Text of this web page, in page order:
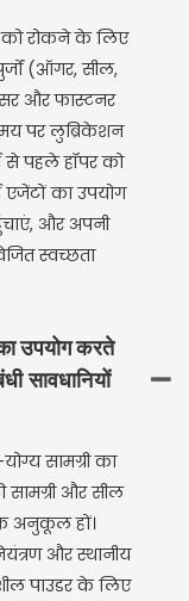
रोकने के लिए
(ऑगर, सील,
और फास्टनर
पर लुब्रिकेशन
से पहले हॉपर को
एजेंटों का उपयोग
और अपनी
स्वच्छता
उपयोग करते
सावधानियों
सामग्री का
और सील
अनुकूल हों।
और स्थानीय
पाउडर के लिए